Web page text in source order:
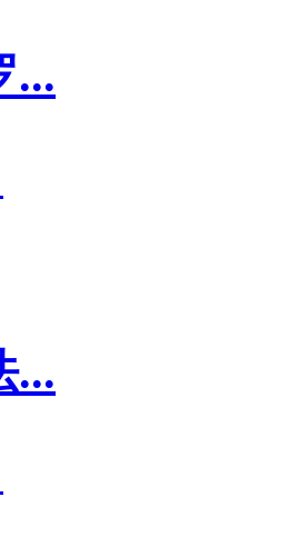
...
...